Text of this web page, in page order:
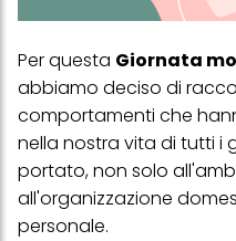
Per questa Giornata
abbiamo deciso di
comportamenti che
nella nostra vita di tutti i
portato, non solo
all'organizzazione
personale.